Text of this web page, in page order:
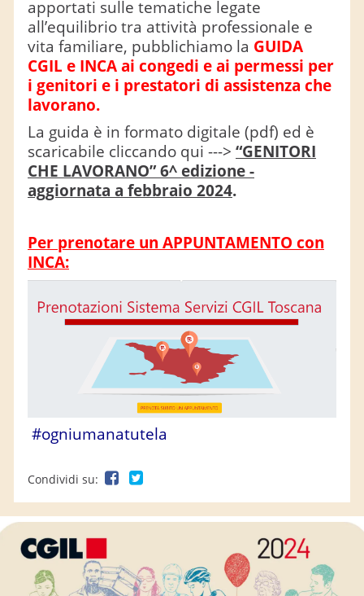
Prenota online
apportati sulle tematiche legate
all’equilibrio tra attività professionale e
vita familiare, pubblichiamo la GUIDA
CGIL e INCA ai congedi e ai permessi per
i genitori e i prestatori di assistenza che
lavorano.
La guida è in formato digitale (pdf) ed è
scaricabile cliccando qui ---> “GENITORI
CHE LAVORANO” 6^ edizione -
aggiornata a febbraio 2024.
Per prenotare un APPUNTAMENTO con
INCA:
#ogniumanatutela
Condividi su: